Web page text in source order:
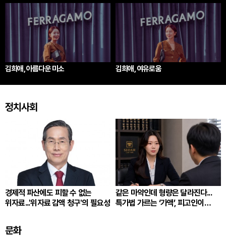
김희애, 아름다운 미소 김희애, 여유로움
정치사회
경제적 파산에도 피할 수 없는
위자료...'위자료 감액 청구'의 필요성
같은 마약인데 형량은 달라진다...
특가법 가르는 ‘가액’, 피고인이
문화